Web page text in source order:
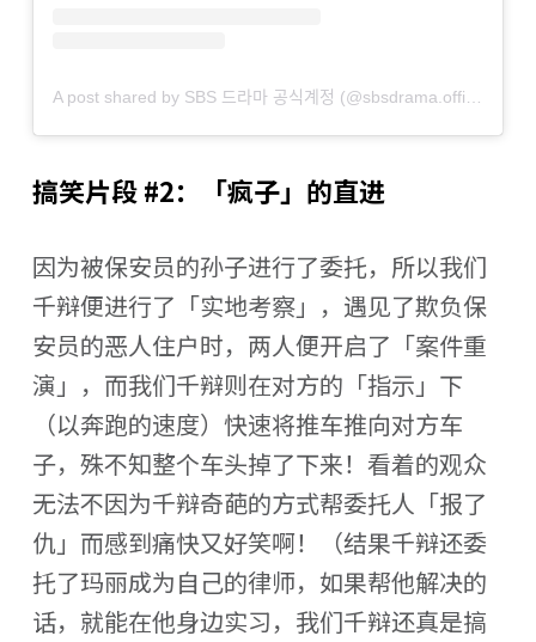
搞笑片段 #2：「疯子」的直进
因为被保安员的孙子进行了委托，所以我们
千辩便进行了「实地考察」，遇见了欺负保
安员的恶人住户时，两人便开启了「案件重
演」，而我们千辩则在对方的「指示」下
（以奔跑的速度）快速将推车推向对方车
子，殊不知整个车头掉了下来！看着的观众
无法不因为千辩奇葩的方式帮委托人「报了
仇」而感到痛快又好笑啊！（结果千辩还委
托了玛丽成为自己的律师，如果帮他解决的
话，就能在他身边实习，我们千辩还真是搞